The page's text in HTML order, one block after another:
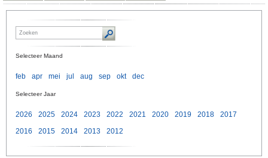
Selecteer Maand
feb apr mei jul aug sep okt dec
Selecteer Jaar
2026 2025 2024 2023 2022 2021 2020 2019 2018
2017
2016
2015 2014 2013 2012